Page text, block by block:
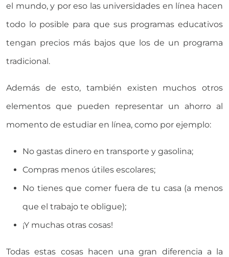
el mundo, y por eso las universidades en línea hacen
todo lo posible para que sus programas educativos
tengan precios más bajos que los de un programa
tradicional.
Además de esto, también existen muchos otros
elementos que pueden representar un ahorro al
momento de estudiar en línea, como por ejemplo:
No gastas dinero en transporte y gasolina;
Compras menos útiles escolares;
No tienes que comer fuera de tu casa (a menos
que el trabajo te obligue);
¡Y muchas otras cosas!
Todas estas cosas hacen una gran diferencia a la